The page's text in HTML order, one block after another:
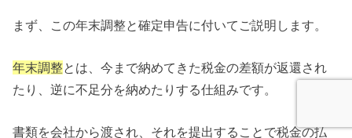
まず、この年末調整と確定申告に付いてご説明します。
年末調整とは、今まで納めてきた税金の差額が返還され
たり、逆に不足分を納めたりする仕組みです。
書類を会社から渡され、それを提出することで税金の払